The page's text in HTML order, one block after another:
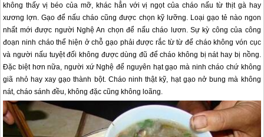
không thấy vị béo của mỡ, khác hẳn với vị ngọt của cháo nấu từ thịt gà hay
xương lợn. Gạo để nấu cháo cũng được chọn kỹ lưỡng. Loại gạo tẻ nào ngon
nhất mới được người Nghệ An chọn để nấu cháo lươn. Sự kỳ công của công
đoạn ninh cháo thể hiện ở chỗ gạo phải được rắc từ từ để cháo không vón cục
và người nấu tuyệt đối không được dùng đũ để cháo không bị nát hay bị nồng.
Đặc biệt hơn nữa, người xứ Nghệ để nguyên hạt gạo mà ninh cháo chứ không
giã nhỏ hay xay gạo thành bột. Cháo ninh thật kỹ, hạt gạo nở bung mà không
nát, cháo sánh đều, không đặc cũng không loãng.